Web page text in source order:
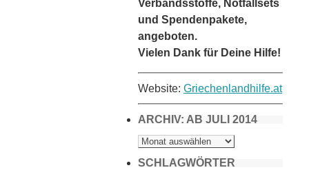
Verbandsstoffe, Notfallsets
und Spendenpakete,
angeboten.
Vielen Dank für Deine Hilfe!
Website: Griechenlandhilfe.at
ARCHIV: AB JULI 2014
ARCHIV:
AB
2014
SCHLAGWÖRTER